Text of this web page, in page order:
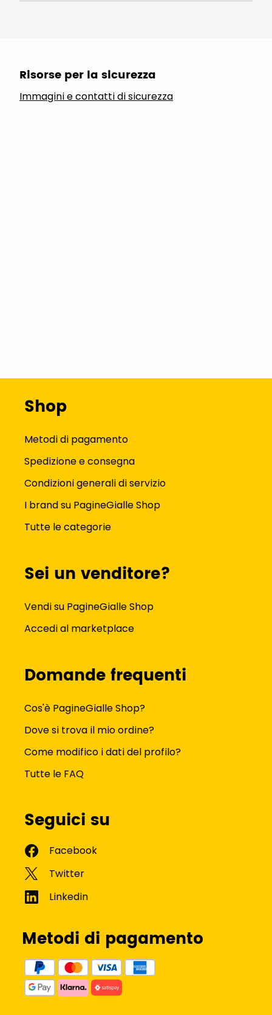
Risorse per la sicurezza
Immagini e contatti di sicurezza
Shop
Metodi di pagamento
Spedizione e consegna
Condizioni generali di servizio
I brand su PagineGialle Shop
Tutte le categorie
Sei un venditore?
Vendi su PagineGialle Shop
Accedi al marketplace
Domande frequenti
Cos'è PagineGialle Shop?
Dove si trova il mio ordine?
Come modifico i dati del profilo?
Tutte le FAQ
Seguici su
Metodi di pagamento